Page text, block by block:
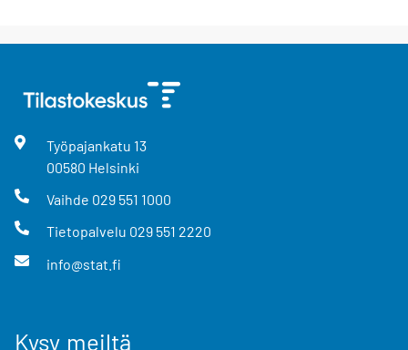
Työpajankatu 13
00580 Helsinki
Vaihde 029 551 1000
Tietopalvelu 029 551 2220
info@stat.fi
Kysy meiltä